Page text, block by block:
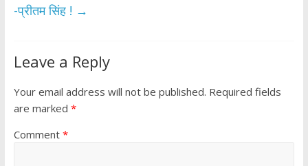
-प्रीतम सिंह ! →
Leave a Reply
Your email address will not be published. Required fields
are marked *
Comment *